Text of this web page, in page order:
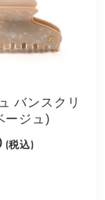
バンスクリ
ージュ)
(税込)